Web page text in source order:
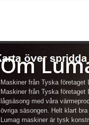
Om
Maskiner från Tyska företaget
Maskiner från Tyska
lågsäsong med våra
övriga säsongen. Helt klart
Lumag maskiner är tysk